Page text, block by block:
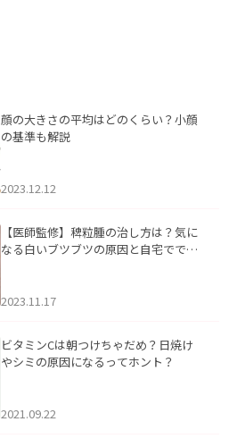
顔の大きさの平均はどのくらい？小顔
の基準も解説
2023.12.12
【医師監修】稗粒腫の治し方は？気に
なる白いブツブツの原因と自宅ででき
2023.11.17
ビタミンCは朝つけちゃだめ？日焼け
やシミの原因になるってホント？
2021.09.22